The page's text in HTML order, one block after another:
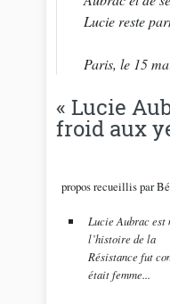
Lucie reste
Paris, le 15
« Lucie
froid aux
propos recueillis par
Lucie Aubrac est
l’histoire de la
Résistance fut
était femme...